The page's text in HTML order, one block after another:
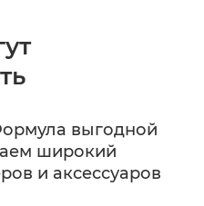
выгодной
широкий
и аксессуаров